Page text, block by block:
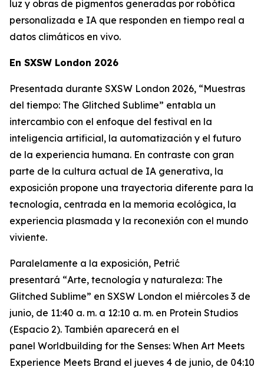
luz y obras de pigmentos generadas por robótica
personalizada e IA que responden en tiempo real a
datos climáticos en vivo.
En SXSW London 2026
Presentada durante SXSW London 2026, “Muestras
del tiempo: The Glitched Sublime” entabla un
intercambio con el enfoque del festival en la
inteligencia artificial, la automatización y el futuro
de la experiencia humana. En contraste con gran
parte de la cultura actual de IA generativa, la
exposición propone una trayectoria diferente para la
tecnología, centrada en la memoria ecológica, la
experiencia plasmada y la reconexión con el mundo
viviente.
Paralelamente a la exposición, Petrić
presentará “Arte, tecnología y naturaleza: The
Glitched Sublime” en SXSW London el miércoles 3 de
junio, de 11:40 a. m. a 12:10 a. m. en Protein Studios
(Espacio 2). También aparecerá en el
panel Worldbuilding for the Senses: When Art Meets
Experience Meets Brand el jueves 4 de junio, de 04:10